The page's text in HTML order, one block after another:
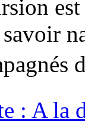
savoir
: A la